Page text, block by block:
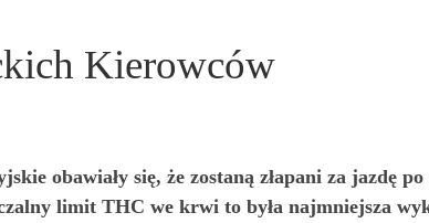
Kierowców
obawiały się, że zostaną złapani za jazdę
limit THC we krwi to była najmniejsza